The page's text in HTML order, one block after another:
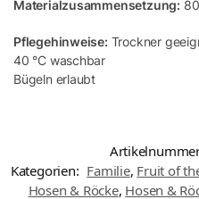
Materialzusammensetzung:
Pflegehinweise: Trockner
40 °C waschbar
Bügeln erlaubt
Kategorien: Familie, Fruit of
Hosen & Röcke, Hosen &